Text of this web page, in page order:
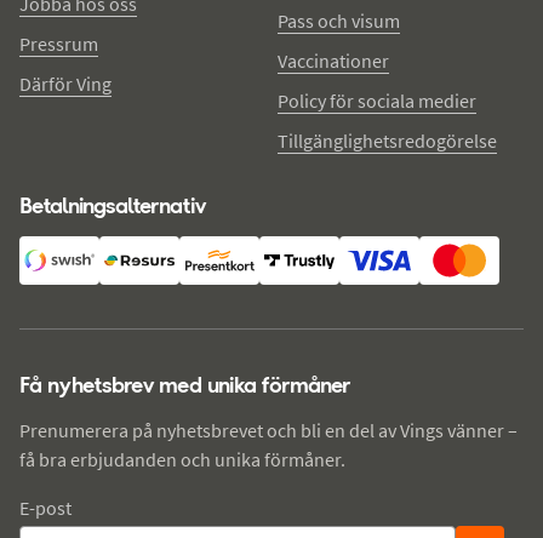
Pressrum
Därför Ving
Pass och visum
Vaccinationer
Policy för sociala medier
Tillgänglighetsredogörelse
Betalningsalternativ
Få nyhetsbrev med unika förmåner
Prenumerera på nyhetsbrevet och bli en del av Vings vänner –
få bra erbjudanden och unika förmåner.
E-post